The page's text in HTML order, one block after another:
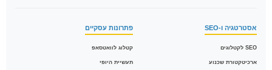
אסטרטגיה ו-SEO
SEO לקטלוגים
ארכיטקטורת שכנוע
פתרונות עסקיים
קטלוג לוואטסאפ
תעשיית היופי